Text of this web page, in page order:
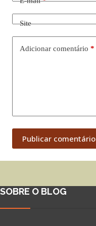
Site
Adicionar comentário *
Publicar comentário
SOBRE O BLOG